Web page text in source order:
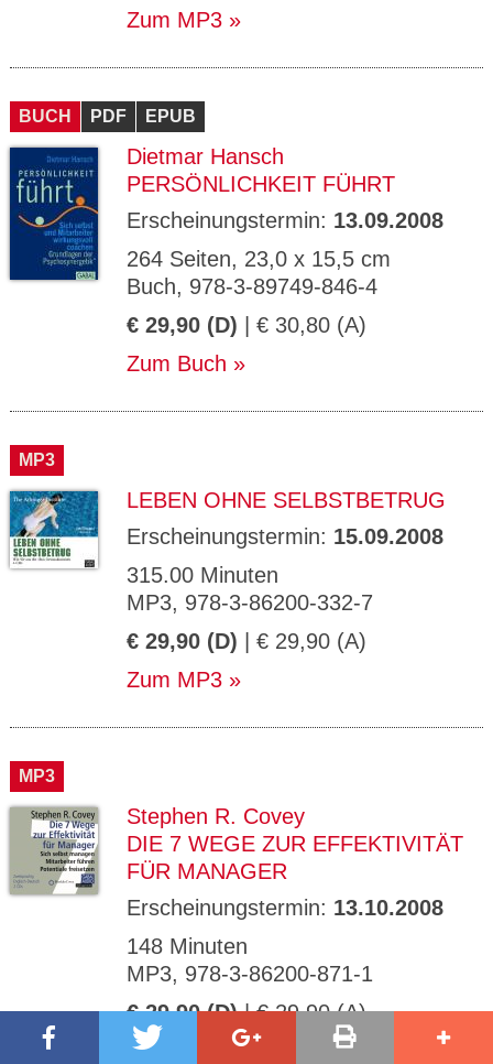
Zum MP3
BUCH PDF EPUB
Dietmar Hansch
PERSÖNLICHKEIT FÜHRT
Erscheinungstermin: 13.09.2008
264 Seiten, 23,0 x 15,5 cm
Buch, 978-3-89749-846-4
€ 29,90 (D) | € 30,80 (A)
Zum Buch
MP3
LEBEN OHNE SELBSTBETRUG
Erscheinungstermin: 15.09.2008
315.00 Minuten
MP3, 978-3-86200-332-7
€ 29,90 (D) | € 29,90 (A)
Zum MP3
MP3
Stephen R. Covey
DIE 7 WEGE ZUR EFFEKTIVITÄT
FÜR MANAGER
Erscheinungstermin: 13.10.2008
148 Minuten
MP3, 978-3-86200-871-1
€ 29,90 (D)| € 29,90 (A)
Zum MP3